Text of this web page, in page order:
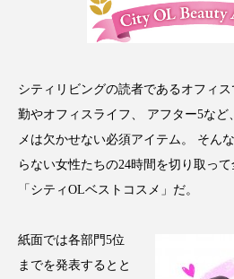
ウェアラブルデバイス ウェ
エクソソーム オーガニック
カウンセラー カウンセリン
クローズアップ ケーススタ
シティリビングの読者であるオフィ
勤やオフィスライフ、 アフター5など
メは欠かせない必須アイテム。 そん
らない女性たちの24時間を切り取っ
「シティOLベストコスメ」だ。
紙面では各部門5位
までを発表するとと